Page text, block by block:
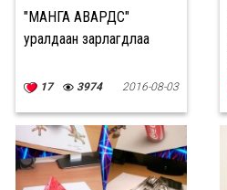
"МАНГА АВАРДС"
уралдаан зарлагдлаа
17 3974 2016-08-03